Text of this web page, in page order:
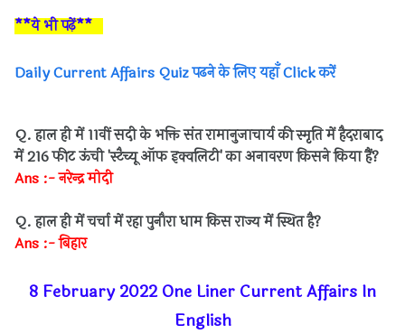
**ये भी पढ़ें**
Daily Current Affairs Quiz पढने के लिए यहाँ Click करें
Q. हाल ही में 11वीं सदी के भक्ति संत रामानुजाचार्य की स्मृति में हैदराबाद
में 216 फीट ऊंची 'स्टैच्यू ऑफ इक्वलिटी' का अनावरण किसने किया हैं?
Ans :- नरेन्द्र मोदी
Q. हाल ही में चर्चा में रहा पुनौरा धाम किस राज्य में स्थित है?
Ans :- बिहार
8 February 2022 One Liner Current Affairs In
English